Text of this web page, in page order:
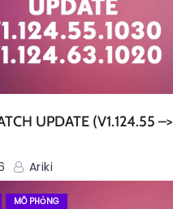
UPDATE (V1.124.55 –>
Ariki
MÔ PHỎNG